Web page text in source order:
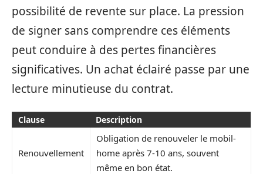
possibilité de revente sur place. La pression
de signer sans comprendre ces éléments
peut conduire à des pertes financières
significatives. Un achat éclairé passe par une
lecture minutieuse du contrat.
Clause Description
Renouvellement
Obligation de renouveler le mobil-
home après 7-10 ans, souvent
même en bon état.